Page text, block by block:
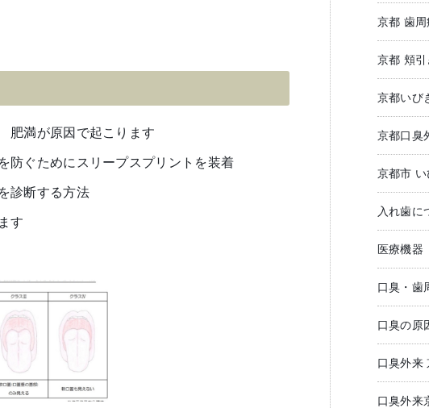
が原因で起こります
防ぐためにスリープスプリントを装着
診断する方法
す
京都 歯
京都 頬
京都いび
京都口臭
京都市
入れ歯に
医療機器
口臭・歯
口臭の原
口臭外来
口臭外来